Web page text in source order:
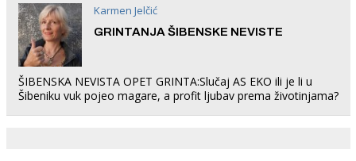
Karmen Jelčić
GRINTANJA ŠIBENSKE NEVISTE
ŠIBENSKA NEVISTA OPET GRINTA:Slučaj AS EKO ili je li u
Šibeniku vuk pojeo magare, a profit ljubav prema životinjama?